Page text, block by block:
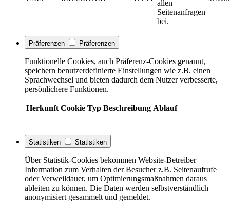
allen
Seitenanfragen
bei.
Präferenzen Präferenzen
Funktionelle Cookies, auch Präferenz-Cookies genannt,
speichern benutzerdefinierte Einstellungen wie z.B. einen
Sprachwechsel und bieten dadurch dem Nutzer verbesserte,
persönlichere Funktionen.
Herkunft Cookie Typ Beschreibung Ablauf
Statistiken Statistiken
Über Statistik-Cookies bekommen Website-Betreiber
Information zum Verhalten der Besucher z.B. Seitenaufrufe
oder Verweildauer, um Optimierungsmaßnahmen daraus
ableiten zu können. Die Daten werden selbstverständlich
anonymisiert gesammelt und gemeldet.